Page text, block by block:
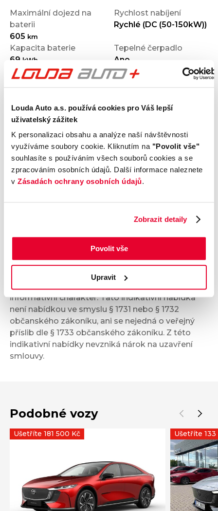
Louda Auto a.s. používá cookies pro Váš lepší
uživatelský zážitek
K personalizaci obsahu a analýze naší návštěvnosti
využíváme soubory cookie. Kliknutím na "Povolit vše"
souhlasíte s používáním všech souborů cookies a se
zpracováním osobních údajů. Další informace naleznete
v Zásadách ochrany osobních údajů.
Zobrazit detaily
Povolit vše
Upravit
Maximální dojezd na
baterii
605 km
Rychlost nabíjení
Rychlé (DC (50-150kW))
Kapacita baterie
69 kWh
Tepelné čerpadlo
Ano
Vozidlo jako zdroj
Předehřev baterie
Výbava
Vnější vzhled a výbava
Komfort
Multimédia
Údaje obsažené v této kartě vozu mají
informativní charakter. Tato indikativní nabídka
není nabídkou ve smyslu § 1731 nebo § 1732
občanského zákoníku, ani se nejedná o veřejný
příslib dle § 1733 občanského zákoníku. Z této
indikativní nabídky nevzniká nárok na uzavření
smlouvy.
Podobné vozy
Ušetříte 181 500 Kč Ušetříte